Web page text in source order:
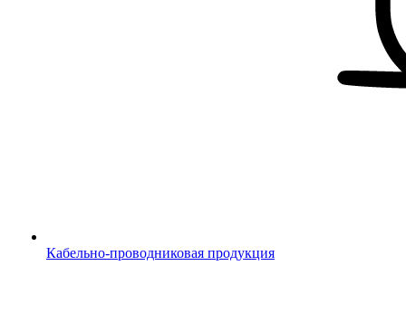
Кабельно-проводниковая продукция